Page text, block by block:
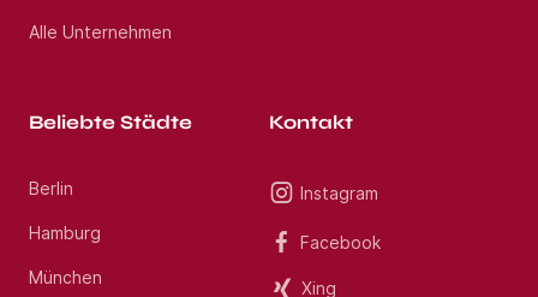
Alle Unternehmen
Beliebte Städte
Berlin
Hamburg
München
Kontakt
Instagram
Facebook
Xing